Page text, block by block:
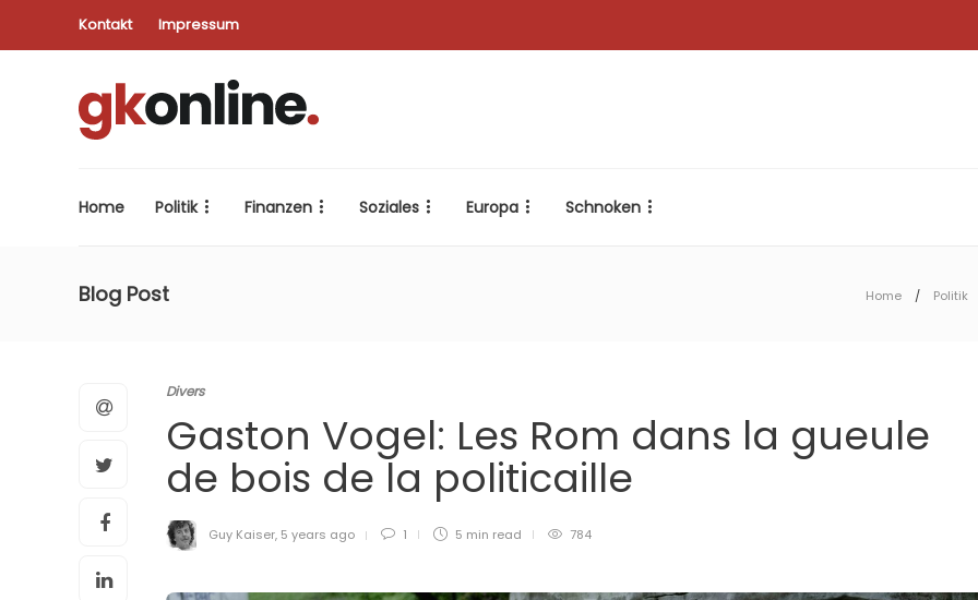
Kontakt Impressum
Home Politik Finanzen Soziales Europa Schnoken
Blog Post Home Politik
Divers
Gaston Vogel: Les Rom dans la gueule
de bois de la politicaille
Guy Kaiser, 5 years ago 1 5 min read 784